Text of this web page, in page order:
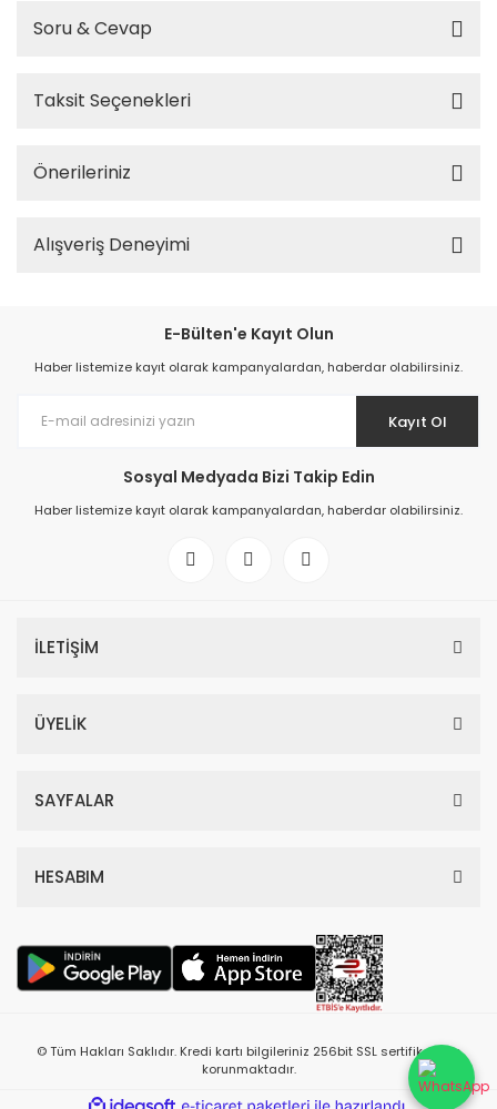
Soru & Cevap
Taksit Seçenekleri
Önerileriniz
Alışveriş Deneyimi
E-Bülten'e Kayıt Olun
Haber listemize kayıt olarak kampanyalardan, haberdar olabilirsiniz.
Kayıt Ol
Sosyal Medyada Bizi Takip Edin
Haber listemize kayıt olarak kampanyalardan, haberdar olabilirsiniz.
İLETİŞİM
ÜYELİK
SAYFALAR
HESABIM
© Tüm Hakları Saklıdır. Kredi kartı bilgileriniz 256bit SSL sertifikası ile
korunmaktadır.
ideasoft ile